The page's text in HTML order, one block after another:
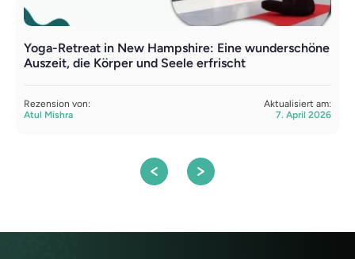
Yoga-Retreat in New Hampshire: Eine wunderschöne
Auszeit, die Körper und Seele erfrischt
Rezension von:
Atul Mishra
Aktualisiert am:
7. April 2026